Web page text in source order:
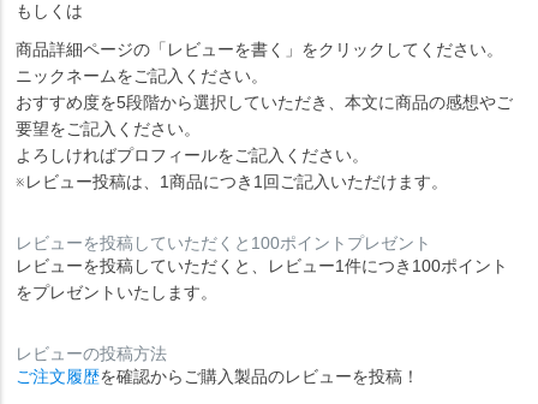
もしくは
商品詳細ページの「レビューを書く」をクリックしてください。
ニックネームをご記入ください。
おすすめ度を5段階から選択していただき、本文に商品の感想やご
要望をご記入ください。
よろしければプロフィールをご記入ください。
※レビュー投稿は、1商品につき1回ご記入いただけます。
レビューを投稿していただくと100ポイントプレゼント
レビューを投稿していただくと、レビュー1件につき100ポイント
をプレゼントいたします。
レビューの投稿方法
ご注文履歴を確認からご購入製品のレビューを投稿！